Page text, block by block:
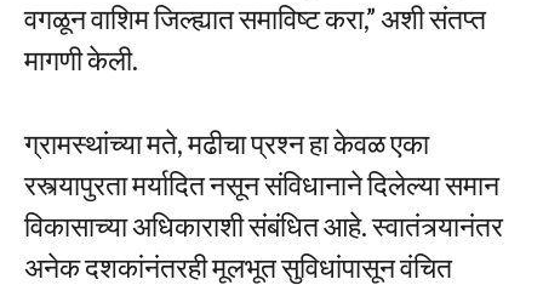
वगळून वाशिम जिल्ह्यात समाविष्ट करा,” अशी संतप्त
मागणी केली.
ग्रामस्थांच्या मते, मढीचा प्रश्न हा केवळ एका
रस्त्यापुरता मर्यादित नसून संविधानाने दिलेल्या समान
विकासाच्या अधिकाराशी संबंधित आहे. स्वातंत्र्यानंतर
अनेक दशकांनंतरही मूलभूत सुविधांपासून वंचित